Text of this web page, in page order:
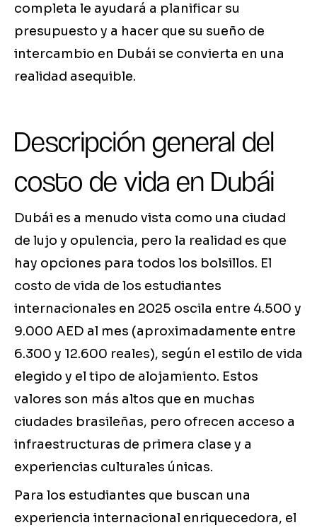
completa le ayudará a planificar su
presupuesto y a hacer que su sueño de
intercambio en Dubái se convierta en una
realidad asequible.
Descripción general del
costo de vida en Dubái
Dubái es a menudo vista como una ciudad
de lujo y opulencia, pero la realidad es que
hay opciones para todos los bolsillos. El
costo de vida de los estudiantes
internacionales en 2025 oscila entre 4.500 y
9.000 AED al mes (aproximadamente entre
6.300 y 12.600 reales), según el estilo de vida
elegido y el tipo de alojamiento. Estos
valores son más altos que en muchas
ciudades brasileñas, pero ofrecen acceso a
infraestructuras de primera clase y a
experiencias culturales únicas.
Para los estudiantes que buscan una
experiencia internacional enriquecedora, el